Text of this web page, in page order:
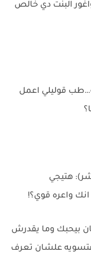
البنت دي خالص
قوليلي اعمل
هتيجي
انك واعره قوي؟!
بيحبك وما يقدرش
هتسويه علشان تعرف